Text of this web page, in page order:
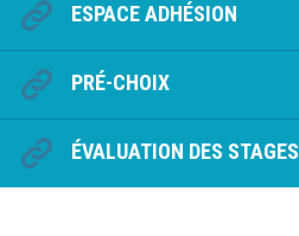
ESPACE ADHÉSION
PRÉ-CHOIX
ÉVALUATION DES STAGES